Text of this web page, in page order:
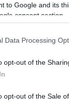
to Google and its
consent section.
Data Processing
opt-out of the
opt-out of the Sale
Vltava
som
HOEL